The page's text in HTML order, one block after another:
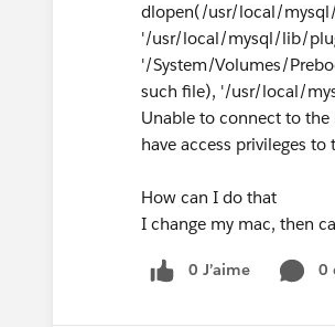
dlopen(/usr/local/
'/usr/local/mysql/lib/
'/System/Volumes/
such file), '/usr/local/
Unable to connect to the
have access privileges to
How can I do that
I change my mac, then
0 J’aime 0